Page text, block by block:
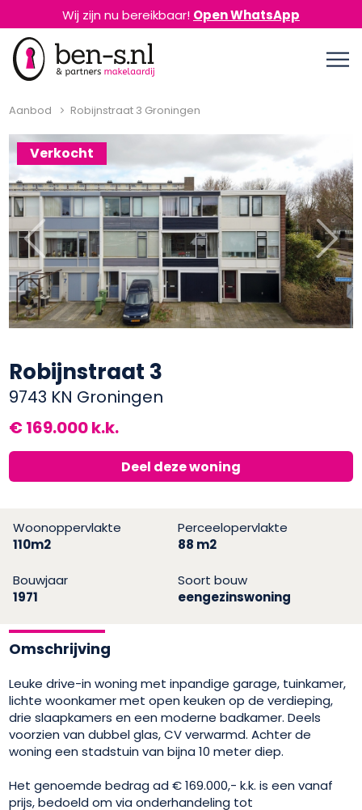
Wij zijn nu bereikbaar! Open WhatsApp
Aanbod Robijnstraat 3 Groningen
Verkocht
Previous Next
Robijnstraat 3
9743 KN Groningen
€ 169.000 k.k.
Deel deze woning
Woonoppervlakte
110m2
Perceelopervlakte
88 m2
Bouwjaar
1971
Soort bouw
eengezinswoning
Omschrijving
Leuke drive-in woning met inpandige garage, tuinkamer,
lichte woonkamer met open keuken op de verdieping,
drie slaapkamers en een moderne badkamer. Deels
voorzien van dubbel glas, CV verwarmd. Achter de
woning een stadstuin van bijna 10 meter diep.
Het genoemde bedrag ad € 169.000,- k.k. is een vanaf
prijs, bedoeld om via onderhandeling tot